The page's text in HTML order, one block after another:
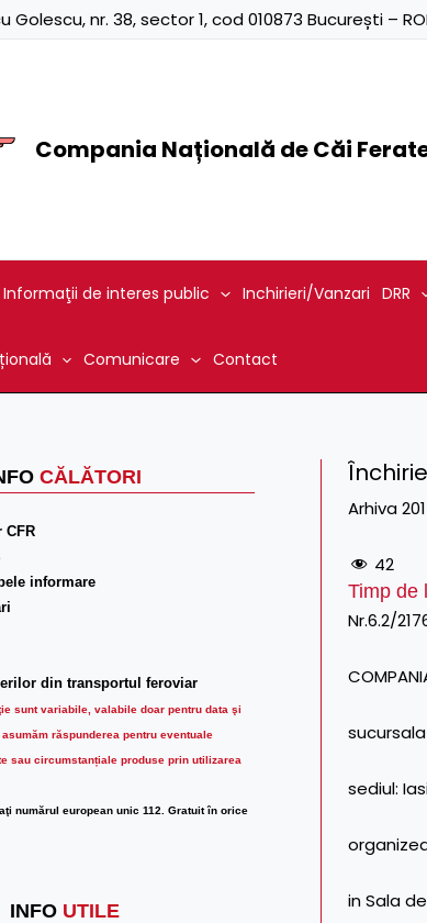
Golescu, nr. 38, sector 1, cod 010873 București –
Compania Națională de Căi Ferate
Informaţii de interes public Inchirieri/Vanzari DRR
Comunicare Contact
CĂLĂTORI
informare
din transportul feroviar
sunt variabile, valabile doar pentru data şi
asumăm răspunderea pentru eventuale
sau circumstanțiale produse prin utilizarea
numărul european unic 112. Gratuit în orice
INFO UTILE
Arhiva
42
Timp de
Nr.6.2/
sucursala
sediul:
in Sala